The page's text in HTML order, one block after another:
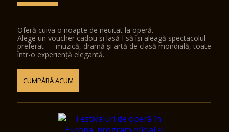
Oferă cuiva o noapte de neuitat la operă.
Alege un voucher cadou și lasă-l să își aleagă spectacolul
preferat — muzică, dramă și artă de clasă mondială, toate
într-o experiență elegantă.
CUMPĂRĂ ACUM